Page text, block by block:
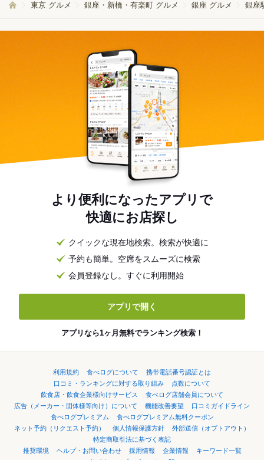
東京 グルメ 銀座・新橋・有楽町 グルメ 銀座 グルメ 銀座
より便利になったアプリで
快適にお店探し
クイックな現在地検索。検索が快適に
予約も簡単。空席をスムーズに検索
会員登録なし。すぐに利用開始
アプリで開く
アプリなら1ヶ月無料でランキング検索！
利用規約 食べログについて
携帯電話番号認証とは
口コミ・ランキングに対する取り組み
点数について
飲食店・飲食企業様向けサービス
食べログ店舗会員について
広告（メーカー・団体様等向け）について
機能改善要望
口コミガイドライン
食べログプレミアム
食べログプレミアム無料クーポン
ネット予約（リクエスト予約）
個人情報保護方針
外部送信（オプトアウト）
特定商取引法に基づく表記
推奨環境
ヘルプ・お問い合わせ 採用情報 企業情報
キーワード一覧